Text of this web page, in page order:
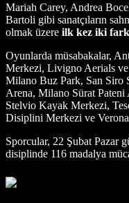
Mariah Carey, Andrea
Bartoli gibi sanatçıların
olmak üzere ilk kez iki
Oyunlarda müsabakalar,
Merkezi, Livigno Aerials
Milano Buz Park, San Siro
Arena, Milano Sürat Pateni
Stelvio Kayak Merkezi,
Disiplini Merkezi ve
Sporcular, 22 Şubat Pazar
disiplinde 116 madalya